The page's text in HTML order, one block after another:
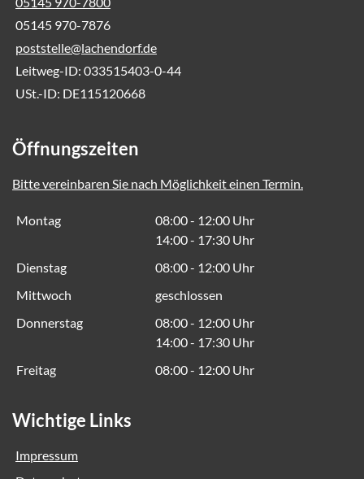
05145 970-7876
poststelle@lachendorf.de
Leitweg-ID: 033515403-0-44
USt.-ID: DE115120668
Öffnungszeiten
Bitte vereinbaren Sie nach Möglichkeit einen Termin.
Montag
08:00 - 12:00 Uhr
14:00 - 17:30 Uhr
Dienstag
08:00 - 12:00 Uhr
Mittwoch
geschlossen
Donnerstag
08:00 - 12:00 Uhr
14:00 - 17:30 Uhr
Freitag
08:00 - 12:00 Uhr
Wichtige Links
Impressum